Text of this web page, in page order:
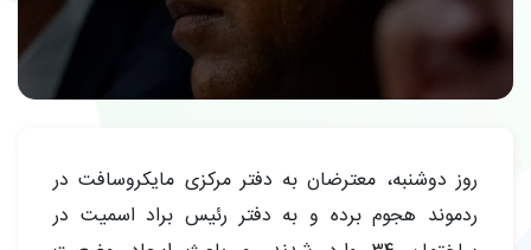
روز دوشنبه، معترضان به دفتر مرکزی مایکروسافت در
ردموند هجوم برده و به دفتر رئیس براد اسمیت در